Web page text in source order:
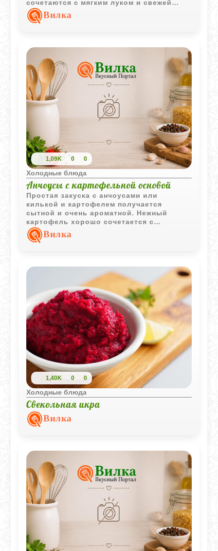
сочетаются с мягким луком и свежей
зеленью, а блюдо вкусно как теплым, так
и охлажденным.
Вилка
1,09K 0 0
Холодные блюда
Анчоусы с картофельной основой
Простая закуска с анчоусами или
килькой и картофелем получается
сытной и очень ароматной. Нежный
картофель хорошо сочетается с
солоноватой рыбой и легкой уксусной
заправкой с растительным маслом.
Вилка
1,40K 0 0
Холодные блюда
Свекольная икра
Вилка